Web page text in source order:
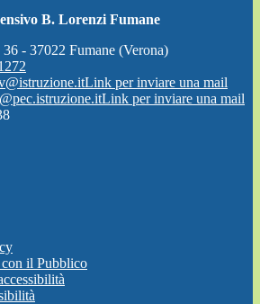
B. Lorenzi Fumane
- 37022 Fumane (Verona)
Link per inviare una mail
Link per inviare una mail
il Pubblico